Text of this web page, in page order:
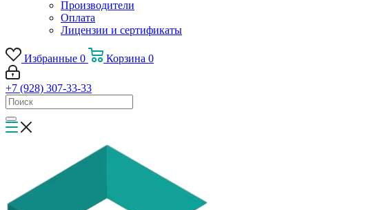
Производители
Оплата
Лицензии и сертификаты
Избранные 0 Корзина 0
+7 (928) 307-33-33